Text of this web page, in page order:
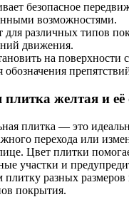
безопасное
возможностями.
для различных типов
движения.
на
обозначения
желтая и её
плитка — это
перехода или
Цвет плитки
участки и
разных
покрытия.